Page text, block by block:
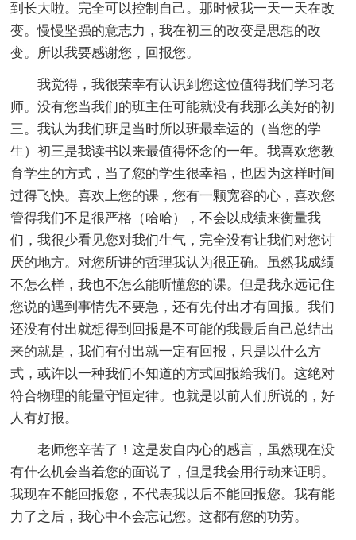
到长大啦。完全可以控制自己。那时候我一天一天在改
变。慢慢坚强的意志力，我在初三的改变是思想的改
变。所以我要感谢您，回报您。
我觉得，我很荣幸有认识到您这位值得我们学习老
师。没有您当我们的班主任可能就没有我那么美好的初
三。我认为我们班是当时所以班最幸运的（当您的学
生）初三是我读书以来最值得怀念的一年。我喜欢您教
育学生的方式，当了您的学生很幸福，也因为这样时间
过得飞快。喜欢上您的课，您有一颗宽容的心，喜欢您
管得我们不是很严格（哈哈），不会以成绩来衡量我
们，我很少看见您对我们生气，完全没有让我们对您讨
厌的地方。对您所讲的哲理我认为很正确。虽然我成绩
不怎么样，我也不怎么能听懂您的课。但是我永远记住
您说的遇到事情先不要急，还有先付出才有回报。我们
还没有付出就想得到回报是不可能的我最后自己总结出
来的就是，我们有付出就一定有回报，只是以什么方
式，或许以一种我们不知道的方式回报给我们。这绝对
符合物理的能量守恒定律。也就是以前人们所说的，好
人有好报。
老师您辛苦了！这是发自内心的感言，虽然现在没
有什么机会当着您的面说了，但是我会用行动来证明。
我现在不能回报您，不代表我以后不能回报您。我有能
力了之后，我心中不会忘记您。这都有您的功劳。